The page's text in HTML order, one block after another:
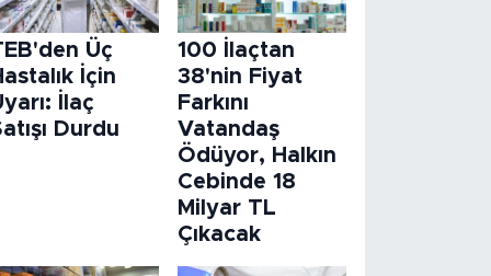
Üç
İçin
İlaç
Durdu
100 İlaçtan
38'nin Fiyat
Farkını
Vatandaş
Ödüyor, Halkın
Cebinde 18
Milyar TL
Çıkacak